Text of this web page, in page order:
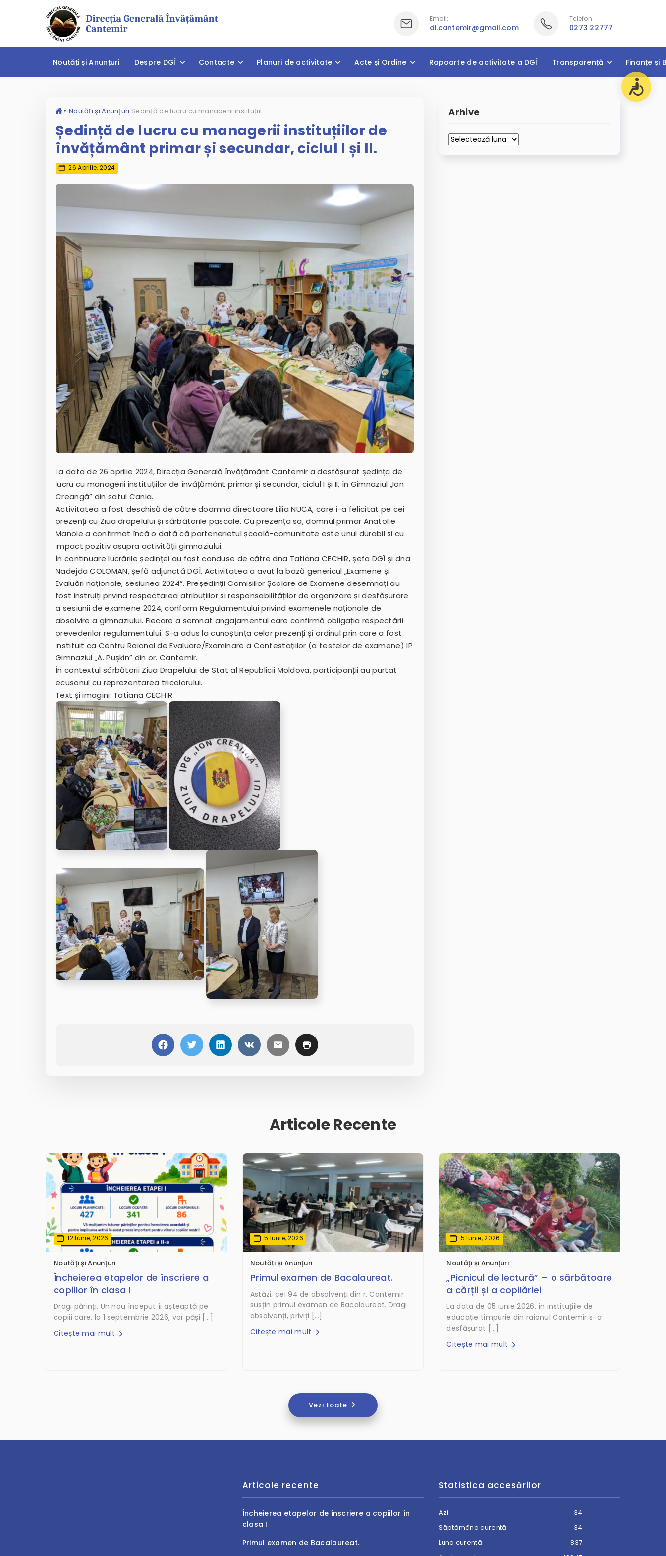
Email:
di.cantemir@gmail.com
Telefon:
0273 22777
Noutăți și Anunțuri Despre DGÎ Contacte Planuri de activitate Acte și Ordine Rapoarte de activitate a DGÎ Transparență Finanțe și
» Noutăți și Anunțuri Ședință de lucru cu managerii instituțiilor de învățământ primar și secundar, ciclul I și II.
Ședință de lucru cu managerii instituțiilor de
învățământ primar și secundar, ciclul I și II.
26 Aprilie, 2024
La data de 26 aprilie 2024, Direcția Generală Învățământ Cantemir a desfășurat ședința de
lucru cu managerii instituțiilor de învățământ primar și secundar, ciclul I și II, în Gimnaziul „Ion
Creangă” din satul Cania.
Activitatea a fost deschisă de către doamna directoare Lilia NUCA, care i-a felicitat pe cei
prezenți cu Ziua drapelului și sărbătorile pascale. Cu prezența sa, domnul primar Anatolie
Manole a confirmat încă o dată că partenerietul școală-comunitate este unul durabil și cu
impact pozitiv asupra activității gimnaziului.
În continuare lucrările ședinței au fost conduse de către dna Tatiana CECHIR, șefa DGÎ și dna
Nadejda COLOMAN, șefă adjunctă DGÎ. Activitatea a avut la bază genericul „Examene și
Evaluări naționale, sesiunea 2024”. Președinții Comisiilor Școlare de Examene desemnați au
fost instruiți privind respectarea atribuțiilor și responsabilităților de organizare și desfășurare
a sesiunii de examene 2024, conform Regulamentului privind examenele naționale de
absolvire a gimnaziului. Fiecare a semnat angajamentul care confirmă obligația respectării
prevederilor regulamentului. S-a adus la cunoștința celor prezenți și ordinul prin care a fost
instituit ca Centru Raional de Evaluare/Examinare a Contestațiilor (a testelor de examene) IP
Gimnaziul „A. Pușkin” din or. Cantemir.
În contextul sărbătorii Ziua Drapelului de Stat al Republicii Moldova, participanții au purtat
ecusonul cu reprezentarea tricolorului.
Text și imagini: Tatiana CECHIR
Arhive
Arhive
Articole Recente
12 Iunie, 2026
Noutăți și Anunțuri
Încheierea etapelor de înscriere a
copiilor în clasa I
Dragi părinți, Un nou început îi așteaptă pe
copiii care, la 1 septembrie 2026, vor păși […]
Citește mai mult
5 Iunie, 2026
Noutăți și Anunțuri
Primul examen de Bacalaureat.
Astăzi, cei 94 de absolvenți din r. Cantemir
susțin primul examen de Bacalaureat. Dragi
absolvenți, priviți […]
Citește mai mult
5 Iunie, 2026
Noutăți și Anunțuri
„Picnicul de lectură” – o sărbătoare
a cărții și a copilăriei
La data de 05 iunie 2026, în instituțiile de
educație timpurie din raionul Cantemir s-a
desfășurat […]
Citește mai mult
Vezi toate
Articole recente
Încheierea etapelor de înscriere a copiilor în
clasa I
Primul examen de Bacalaureat.
Statistica accesărilor
Azi:
34
Săptămâna curentă:
34
Luna curentă:
837